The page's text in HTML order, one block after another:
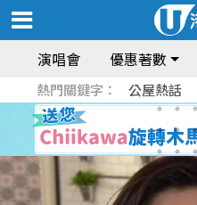
演唱會 優惠著數
熱門關鍵字： 公屋熱話